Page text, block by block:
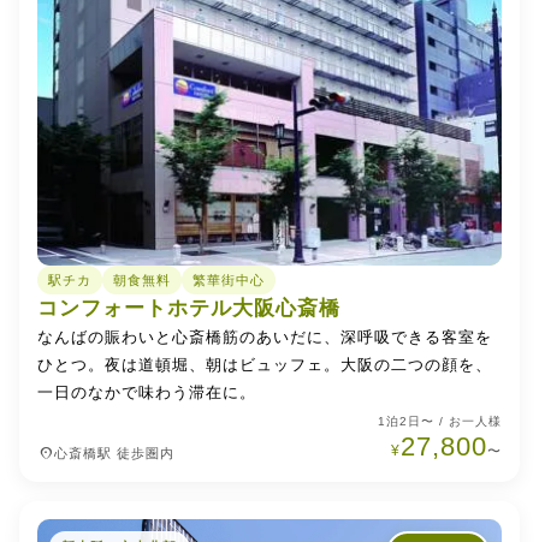
駅チカ 朝食無料 繁華街中心
コンフォートホテル大阪心斎橋
なんばの賑わいと心斎橋筋のあいだに、深呼吸できる客室を
ひとつ。夜は道頓堀、朝はビュッフェ。大阪の二つの顔を、
一日のなかで味わう滞在に。
place心斎橋駅 徒歩圏内
1泊2日〜 / お一人様
¥27,800〜